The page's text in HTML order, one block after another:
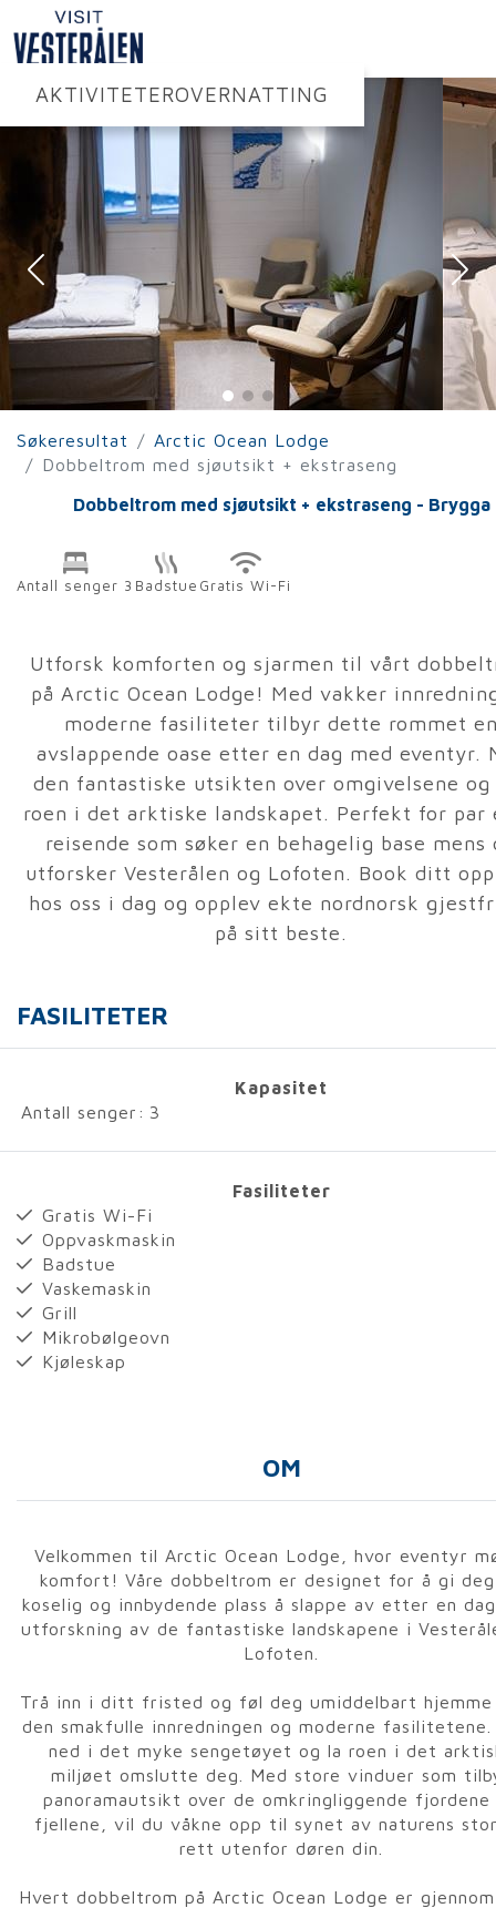
AKTIVITETEROVERNATTING
Søkeresultat
Arctic Ocean Lodge
Dobbeltrom med sjøutsikt + ekstraseng
Dobbeltrom med sjøutsikt + ekstraseng - Brygga
Antall senger 3 Badstue Gratis Wi-Fi
Utforsk komforten og sjarmen til vårt
på Arctic Ocean Lodge! Med vakker
moderne fasiliteter tilbyr dette rommet
avslappende oase etter en dag med eventyr.
den fantastiske utsikten over omgivelsene
roen i det arktiske landskapet. Perfekt for par
reisende som søker en behagelig base mens
utforsker Vesterålen og Lofoten. Book ditt
hos oss i dag og opplev ekte nordnorsk
på sitt beste.
FASILITETER
Kapasitet
Antall senger: 3
Fasiliteter
Gratis Wi-Fi
Oppvaskmaskin
Badstue
Vaskemaskin
Grill
Mikrobølgeovn
Kjøleskap
OM
Velkommen til Arctic Ocean Lodge, hvor eventyr
komfort! Våre dobbeltrom er designet for å gi
koselig og innbydende plass å slappe av etter en
utforskning av de fantastiske landskapene i
Lofoten.
Trå inn i ditt fristed og føl deg umiddelbart hjemme
den smakfulle innredningen og moderne fasilitetene.
ned i det myke sengetøyet og la roen i det
miljøet omslutte deg. Med store vinduer som
panoramautsikt over de omkringliggende fjordene
fjellene, vil du våkne opp til synet av naturens
rett utenfor døren din.
Hvert dobbeltrom på Arctic Ocean Lodge er